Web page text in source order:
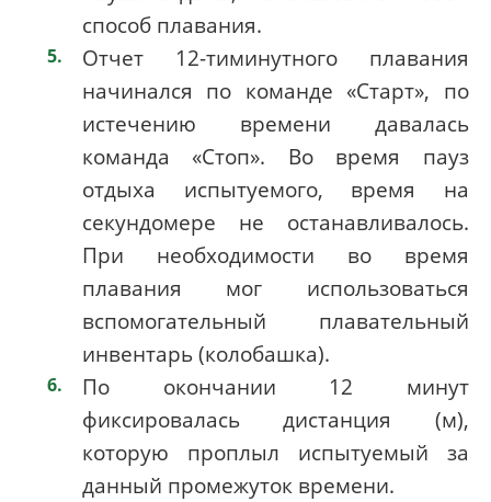
способ плавания.
Отчет 12-тиминутного плавания
начинался по команде «Старт», по
истечению времени давалась
команда «Стоп». Во время пауз
отдыха испытуемого, время на
секундомере не останавливалось.
При необходимости во время
плавания мог использоваться
вспомогательный плавательный
инвентарь (колобашка).
По окончании 12 минут
фиксировалась дистанция (м),
которую проплыл испытуемый за
данный промежуток времени.